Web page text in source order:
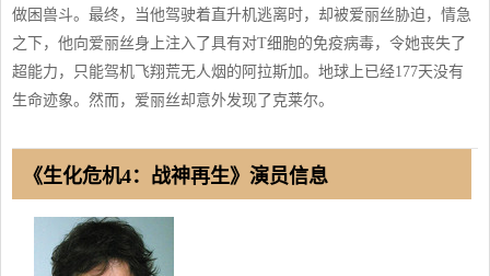
做困兽斗。最终，当他驾驶着直升机逃离时，却被爱丽丝胁迫，情急
之下，他向爱丽丝身上注入了具有对T细胞的免疫病毒，令她丧失了
超能力，只能驾机飞翔荒无人烟的阿拉斯加。地球上已经177天没有
生命迹象。然而，爱丽丝却意外发现了克莱尔。
《生化危机4：战神再生》演员信息